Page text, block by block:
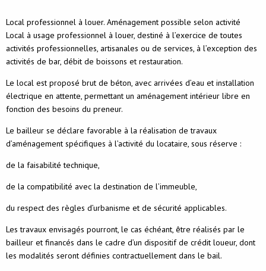
Local professionnel à louer. Aménagement possible selon activité
Local à usage professionnel à louer, destiné à l’exercice de toutes
activités professionnelles, artisanales ou de services, à l’exception des
activités de bar, débit de boissons et restauration.
Le local est proposé brut de béton, avec arrivées d’eau et installation
électrique en attente, permettant un aménagement intérieur libre en
fonction des besoins du preneur.
Le bailleur se déclare favorable à la réalisation de travaux
d’aménagement spécifiques à l’activité du locataire, sous réserve :
de la faisabilité technique,
de la compatibilité avec la destination de l’immeuble,
du respect des règles d’urbanisme et de sécurité applicables.
Les travaux envisagés pourront, le cas échéant, être réalisés par le
bailleur et financés dans le cadre d’un dispositif de crédit loueur, dont
les modalités seront définies contractuellement dans le bail.